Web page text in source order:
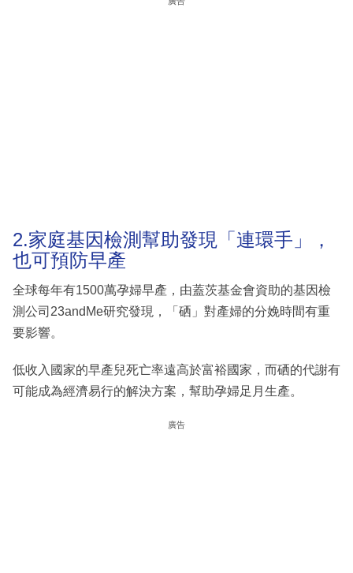
2.家庭基因檢測幫助發現「連環手」，
也可預防早產
全球每年有1500萬孕婦早產，由蓋茨基金會資助的基因檢
測公司23andMe研究發現，「硒」對產婦的分娩時間有重
要影響。
低收入國家的早產兒死亡率遠高於富裕國家，而硒的代謝有
可能成為經濟易行的解決方案，幫助孕婦足月生產。
廣告